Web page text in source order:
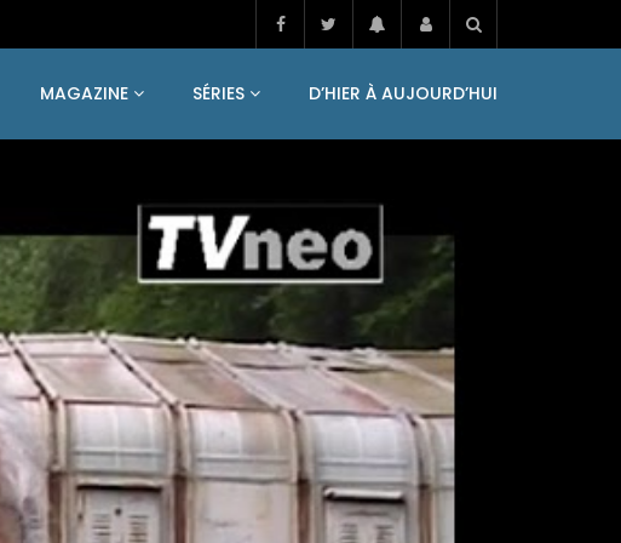
MAGAZINE SÉRIES D’HIER À AUJOURD’HUI